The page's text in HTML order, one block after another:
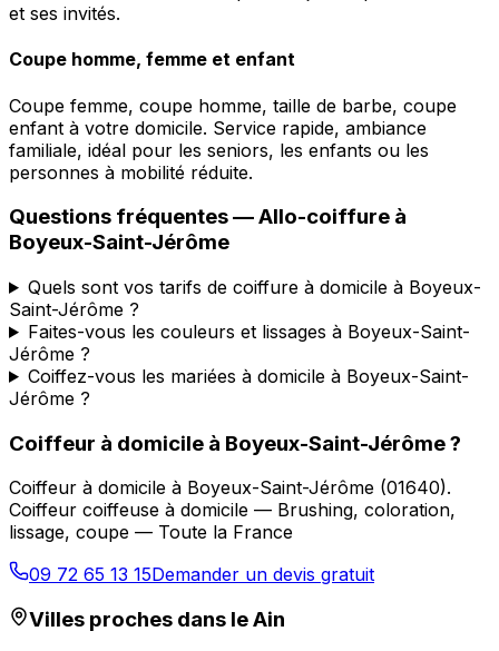
et ses invités.
Coupe homme, femme et enfant
Coupe femme, coupe homme, taille de barbe, coupe
enfant à votre domicile. Service rapide, ambiance
familiale, idéal pour les seniors, les enfants ou les
personnes à mobilité réduite.
Questions fréquentes —Allo-coiffure à
Boyeux-Saint-Jérôme
Quels sont vos tarifs de coiffure à domicile à Boyeux-
Saint-Jérôme ?
Faites-vous les couleurs et lissages à Boyeux-Saint-
Jérôme ?
Coiffez-vous les mariées à domicile à Boyeux-Saint-
Jérôme ?
Coiffeur à domicile à Boyeux-Saint-Jérôme?
Coiffeur à domicile à Boyeux-Saint-Jérôme (01640).
Coiffeur coiffeuse à domicile — Brushing, coloration,
lissage, coupe — Toute la France
09 72 65 13 15Demander un devis gratuit
Villes proches dans leAin